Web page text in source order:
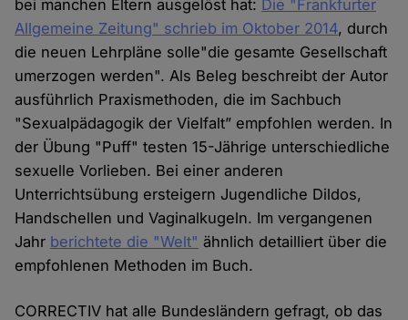
bei manchen Eltern ausgelöst hat: Die "Frankfurter
Allgemeine Zeitung" schrieb im Oktober 2014, durch
die neuen Lehrpläne solle"die gesamte Gesellschaft
umerzogen werden". Als Beleg beschreibt der Autor
ausführlich Praxismethoden, die im Sachbuch
"Sexualpädagogik der Vielfalt” empfohlen werden. In
der Übung "Puff" testen 15-Jährige unterschiedliche
sexuelle Vorlieben. Bei einer anderen
Unterrichtsübung ersteigern Jugendliche Dildos,
Handschellen und Vaginalkugeln. Im vergangenen
Jahr berichtete die "Welt" ähnlich detailliert über die
empfohlenen Methoden im Buch.
CORRECTIV hat alle Bundesländern gefragt, ob das